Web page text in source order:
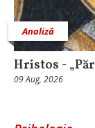
Analiză
Hristos -
09 Aug, 2026